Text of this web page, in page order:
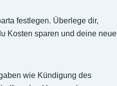
festlegen. Überlege dir,
Kosten sparen und deine neue
wie Kündigung des